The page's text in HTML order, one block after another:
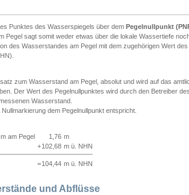
Punktes des Wasserspiegels über dem Pegelnullpunkt
Pegel sagt somit weder etwas über die lokale Wassertiefe
des Wasserstandes am Pegel mit dem zugehörigen Wert
zum Wasserstand am Pegel, absolut und wird auf das
Der Wert des Pegelnullpunktes wird durch den Betreiber
Wasserstand.
dem Pegelnullpunkt entspricht.
am Pegel
1,76 m
+102,68 m ü. NHN
=104,44 m ü. NHN
und Abflüsse